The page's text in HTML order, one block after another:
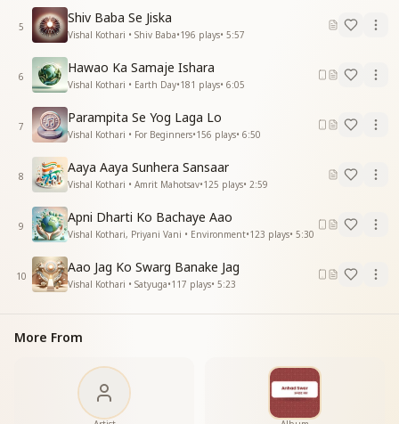
साथ है शिव सदा संग में
तूफा से कैसा डर
ए रूहानी राह अपनी
सुखद अपना सफर
साथ है शिव सदा संग में
तूफा से कैसा डर
ए रूहानी राह अपनी
सुखद अपना सफर
दिल नशी ओ अपनी दुनिया
ओ....
दिल नशी ओ अपनी दुनिया
मिला यही संदेश रे
प्रभु पलकों की कश्ती में बैठे
हम तो चले निज देश रे
हम फरिश्ते देव होंगे
स्वर्ग होगा हमारा
प्रेम एकता स्नेह सब में
हम फरिश्ते देव होंगे
स्वर्ग होगा हमारा
5
Shiv Baba Se Jiska
Vishal Kothari • Shiv Baba•196 plays• 5:57
6
Hawao Ka Samaje Ishara
Vishal Kothari • Earth Day•181 plays• 6:05
7
Parampita Se Yog Laga Lo
Vishal Kothari • For Beginners•156 plays• 6:50
8
Aaya Aaya Sunhera Sansaar
Vishal Kothari • Amrit Mahotsav•125 plays• 2:59
9
Apni Dharti Ko Bachaye Aao
Vishal Kothari, Priyani Vani • Environment•123 plays• 5:30
10
Aao Jag Ko Swarg Banake Jag
Vishal Kothari • Satyuga•117 plays• 5:23
More From